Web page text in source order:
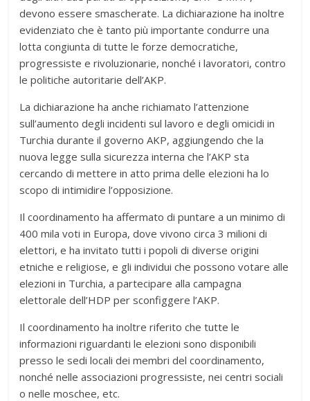
devono essere smascherate. La dichiarazione ha inoltre
evidenziato che è tanto più importante condurre una
lotta congiunta di tutte le forze democratiche,
progressiste e rivoluzionarie, nonché i lavoratori, contro
le politiche autoritarie dell’AKP.
La dichiarazione ha anche richiamato l’attenzione
sull’aumento degli incidenti sul lavoro e degli omicidi in
Turchia durante il governo AKP, aggiungendo che la
nuova legge sulla sicurezza interna che l’AKP sta
cercando di mettere in atto prima delle elezioni ha lo
scopo di intimidire l’opposizione.
Il coordinamento ha affermato di puntare a un minimo di
400 mila voti in Europa, dove vivono circa 3 milioni di
elettori, e ha invitato tutti i popoli di diverse origini
etniche e religiose, e gli individui che possono votare alle
elezioni in Turchia, a partecipare alla campagna
elettorale dell’HDP per sconfiggere l’AKP.
Il coordinamento ha inoltre riferito che tutte le
informazioni riguardanti le elezioni sono disponibili
presso le sedi locali dei membri del coordinamento,
nonché nelle associazioni progressiste, nei centri sociali
o nelle moschee, etc.